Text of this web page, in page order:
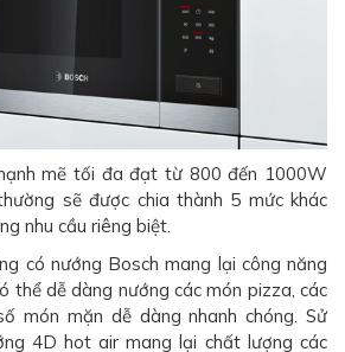
mẽ tối đa đạt từ 800 đến 1000W
sẽ được chia thành 5 mức khác
nhu cầu riêng biệt.
có nướng Bosch mang lại công năng
thể dễ dàng nướng các món pizza, các
món mặn dễ dàng nhanh chóng. Sử
4D hot air mang lại chất lượng các